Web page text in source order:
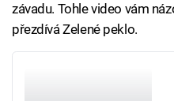
závadu. Tohle video vám
přezdívá Zelené peklo.